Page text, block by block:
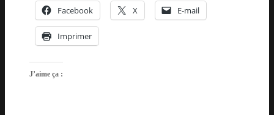
Facebook X E-mail
Imprimer
J’aime ça :